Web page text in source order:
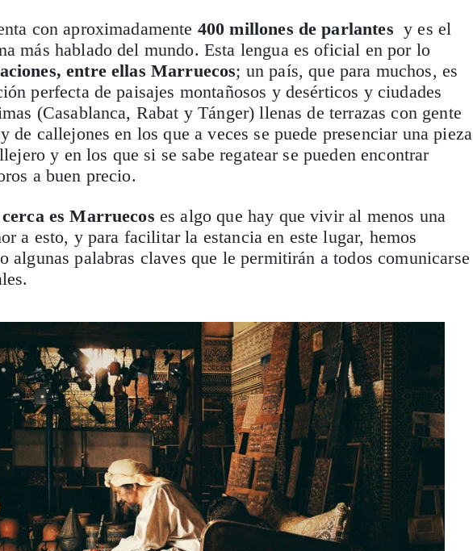
con aproximadamente 400 millones de parlantes y es el
más hablado del mundo. Esta lengua es oficial en por lo
entre ellas Marruecos; un país, que para muchos, es
perfecta de paisajes montañosos y desérticos y ciudades
(Casablanca, Rabat y Tánger) llenas de terrazas con gente
de callejones en los que a veces se puede presenciar una pieza
y en los que si se sabe regatear se pueden encontrar
a buen precio.
es Marruecos es algo que hay que vivir al menos una
a esto, y para facilitar la estancia en este lugar, hemos
algunas palabras claves que le permitirán a todos comunicarse